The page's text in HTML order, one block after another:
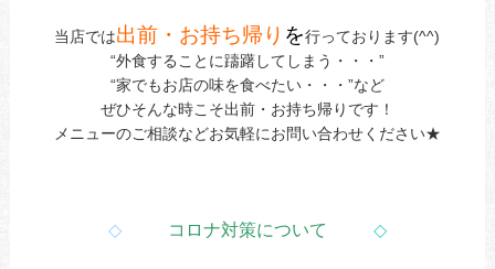
当店では出前・お持ち帰り を行っております(^^)
“外食することに躊躇してしまう・・・”
“家でもお店の味を食べたい・・・”など
ぜひそんな時こそ出前・お持ち帰りです！
メニューのご相談などお気軽にお問い合わせください★
◇ コロナ対策について ◇